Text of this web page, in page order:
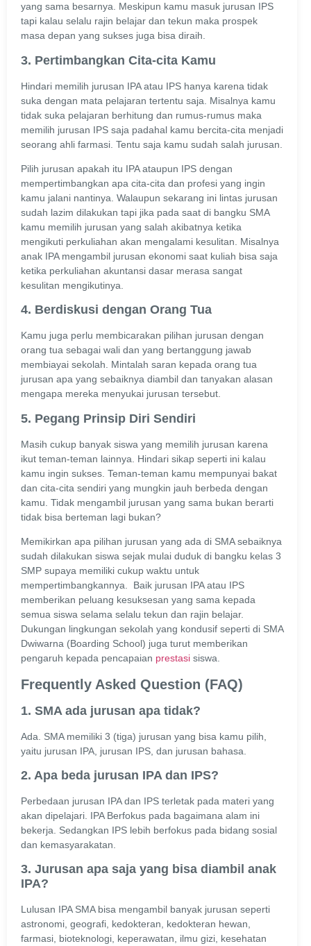
yang sama besarnya. Meskipun kamu masuk jurusan IPS
tapi kalau selalu rajin belajar dan tekun maka prospek
masa depan yang sukses juga bisa diraih.
3. Pertimbangkan Cita-cita Kamu
Hindari memilih jurusan IPA atau IPS hanya karena tidak
suka dengan mata pelajaran tertentu saja. Misalnya kamu
tidak suka pelajaran berhitung dan rumus-rumus maka
memilih jurusan IPS saja padahal kamu bercita-cita menjadi
seorang ahli farmasi. Tentu saja kamu sudah salah jurusan.
Pilih jurusan apakah itu IPA ataupun IPS dengan
mempertimbangkan apa cita-cita dan profesi yang ingin
kamu jalani nantinya. Walaupun sekarang ini lintas jurusan
sudah lazim dilakukan tapi jika pada saat di bangku SMA
kamu memilih jurusan yang salah akibatnya ketika
mengikuti perkuliahan akan mengalami kesulitan. Misalnya
anak IPA mengambil jurusan ekonomi saat kuliah bisa saja
ketika perkuliahan akuntansi dasar merasa sangat
kesulitan mengikutinya.
4. Berdiskusi dengan Orang Tua
Kamu juga perlu membicarakan pilihan jurusan dengan
orang tua sebagai wali dan yang bertanggung jawab
membiayai sekolah. Mintalah saran kepada orang tua
jurusan apa yang sebaiknya diambil dan tanyakan alasan
mengapa mereka menyukai jurusan tersebut.
5. Pegang Prinsip Diri Sendiri
Masih cukup banyak siswa yang memilih jurusan karena
ikut teman-teman lainnya. Hindari sikap seperti ini kalau
kamu ingin sukses. Teman-teman kamu mempunyai bakat
dan cita-cita sendiri yang mungkin jauh berbeda dengan
kamu. Tidak mengambil jurusan yang sama bukan berarti
tidak bisa berteman lagi bukan?
Memikirkan apa pilihan jurusan yang ada di SMA sebaiknya
sudah dilakukan siswa sejak mulai duduk di bangku kelas 3
SMP supaya memiliki cukup waktu untuk
mempertimbangkannya. Baik jurusan IPA atau IPS
memberikan peluang kesuksesan yang sama kepada
semua siswa selama selalu tekun dan rajin belajar.
Dukungan lingkungan sekolah yang kondusif seperti di SMA
Dwiwarna (Boarding School) juga turut memberikan
pengaruh kepada pencapaian prestasi siswa.
Frequently Asked Question (FAQ)
1. SMA ada jurusan apa tidak?
Ada. SMA memiliki 3 (tiga) jurusan yang bisa kamu pilih,
yaitu jurusan IPA, jurusan IPS, dan jurusan bahasa.
2. Apa beda jurusan IPA dan IPS?
Perbedaan jurusan IPA dan IPS terletak pada materi yang
akan dipelajari. IPA Berfokus pada bagaimana alam ini
bekerja. Sedangkan IPS lebih berfokus pada bidang sosial
dan kemasyarakatan.
3. Jurusan apa saja yang bisa diambil anak
IPA?
Lulusan IPA SMA bisa mengambil banyak jurusan seperti
astronomi, geografi, kedokteran, kedokteran hewan,
farmasi, bioteknologi, keperawatan, ilmu gizi, kesehatan